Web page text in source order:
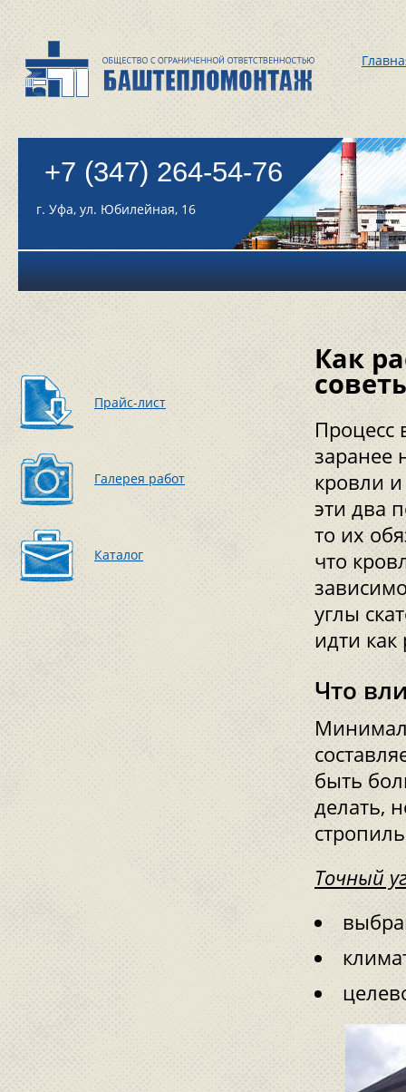
+7 (347) 264-54-76
г. Уфа, ул. Юбилейная, 16
Прайс-лист
Галерея работ
Каталог
Как
Процесс
заранее
кровли
эти два
то их
что
углы
идти как
Что
быть
делать,
Точный